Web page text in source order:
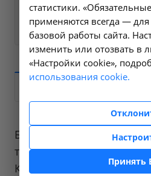
Заказать услугу
Быстрый и надежный
так с вашим
КЛИНИЧЕСКОЙ
статистики.
применяются всегда — для
базовой работы сайта.
изменить или отозвать в
«Настройки cookie»,
использования cookie.
Принять